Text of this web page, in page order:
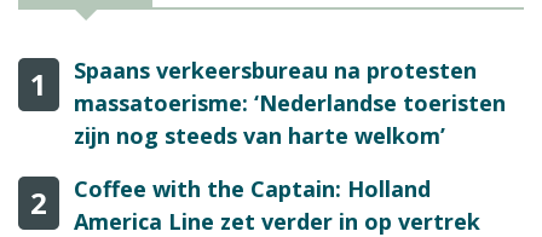
1
Spaans verkeersbureau na protesten
massatoerisme: ‘Nederlandse toeristen
zijn nog steeds van harte welkom’
2
Coffee with the Captain: Holland
America Line zet verder in op vertrek